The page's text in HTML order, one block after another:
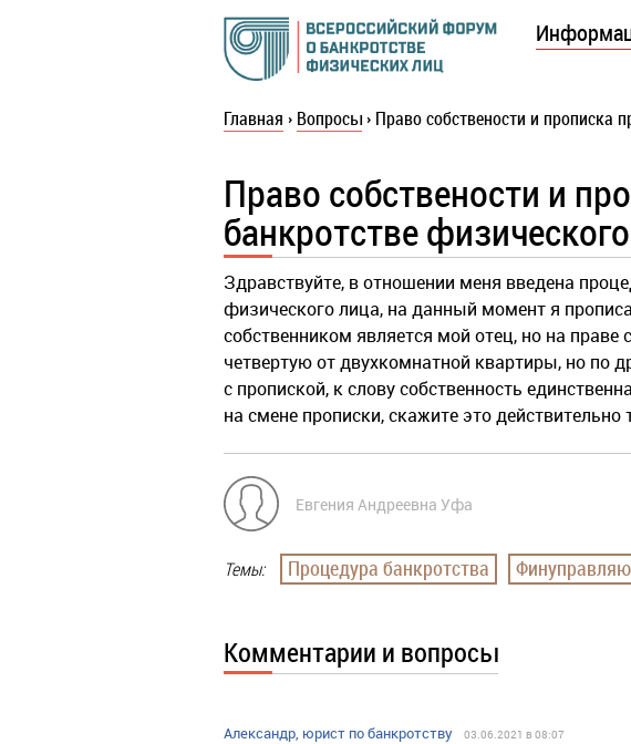
Главная › Вопросы › Право собствености и прописка
Право собствености и
банкротстве
Здравствуйте, в отношении меня введена
физического лица, на данный момент я
собственником является мой отец, но на праве
четвертую от двухкомнатной квартиры, но по
с пропиской, к слову собственность
на смене прописки, скажите это действительно
Евгения Андреевна Уфа
Темы: Процедура банкротства
Комментарии и вопросы
Александр, юрист по банкротству 03.06.2021 в 08:07